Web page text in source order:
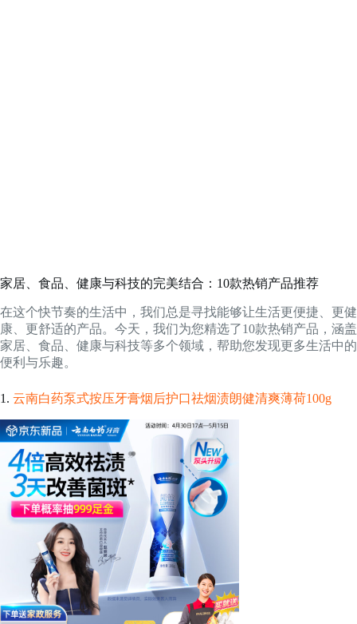
家居、食品、健康与科技的完美结合：10款热销产品推荐
在这个快节奏的生活中，我们总是寻找能够让生活更便捷、更健
康、更舒适的产品。今天，我们为您精选了10款热销产品，涵盖
家居、食品、健康与科技等多个领域，帮助您发现更多生活中的
便利与乐趣。
1. 云南白药泵式按压牙膏烟后护口祛烟渍朗健清爽薄荷100g